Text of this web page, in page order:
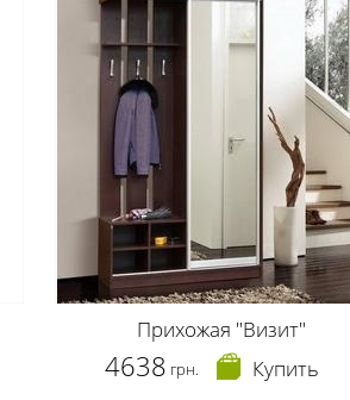
Прихожая "Визит"
4638 грн. Купить